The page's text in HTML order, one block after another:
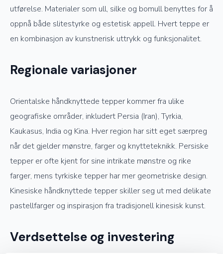
utførelse. Materialer som ull, silke og bomull benyttes for å
oppnå både slitestyrke og estetisk appell. Hvert teppe er
en kombinasjon av kunstnerisk uttrykk og funksjonalitet.
Regionale variasjoner
Orientalske håndknyttede tepper kommer fra ulike
geografiske områder, inkludert Persia (Iran), Tyrkia,
Kaukasus, India og Kina. Hver region har sitt eget særpreg
når det gjelder mønstre, farger og knytteteknikk. Persiske
tepper er ofte kjent for sine intrikate mønstre og rike
farger, mens tyrkiske tepper har mer geometriske design.
Kinesiske håndknyttede tepper skiller seg ut med delikate
pastellfarger og inspirasjon fra tradisjonell kinesisk kunst.
Verdsettelse og investering